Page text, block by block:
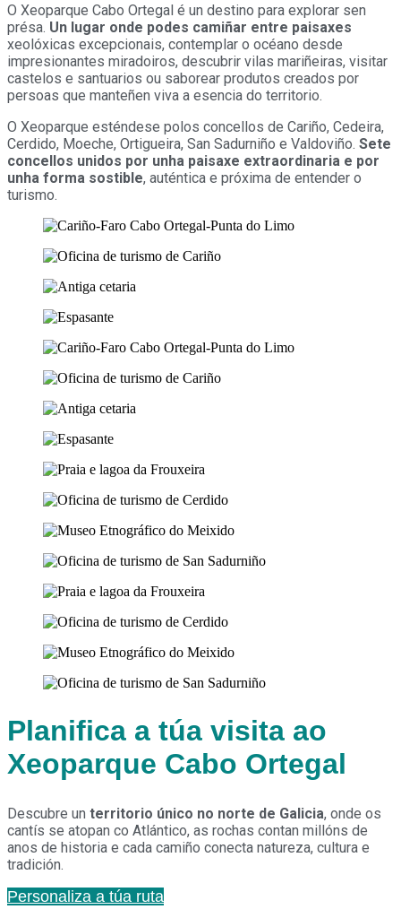
O Xeoparque Cabo Ortegal é un destino para explorar sen
présa. Un lugar onde podes camiñar entre paisaxes
xeolóxicas excepcionais, contemplar o océano desde
impresionantes miradoiros, descubrir vilas mariñeiras, visitar
castelos e santuarios ou saborear produtos creados por
persoas que manteñen viva a esencia do territorio.
O Xeoparque esténdese polos concellos de Cariño, Cedeira,
Cerdido, Moeche, Ortigueira, San Sadurniño e Valdoviño. Sete
concellos unidos por unha paisaxe extraordinaria e por
unha forma sostible, auténtica e próxima de entender o
turismo.
Planifica a túa visita ao
Xeoparque Cabo Ortegal
Descubre un territorio único no norte de Galicia, onde os
cantís se atopan co Atlántico, as rochas contan millóns de
anos de historia e cada camiño conecta natureza, cultura e
tradición.
Personaliza a túa ruta